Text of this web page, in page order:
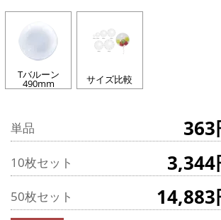
Tバルーン
490mm サイズ比較
単品 363
10枚セット 3,344
50枚セット 14,883